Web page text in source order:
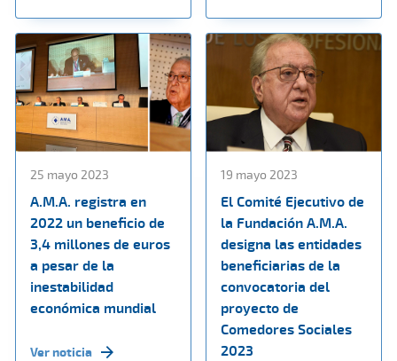
25 mayo 2023
A.M.A. registra en
2022 un beneficio de
3,4 millones de euros
a pesar de la
inestabilidad
económica mundial
Ver noticia
19 mayo 2023
El Comité Ejecutivo de
la Fundación A.M.A.
designa las entidades
beneficiarias de la
convocatoria del
proyecto de
Comedores Sociales
2023